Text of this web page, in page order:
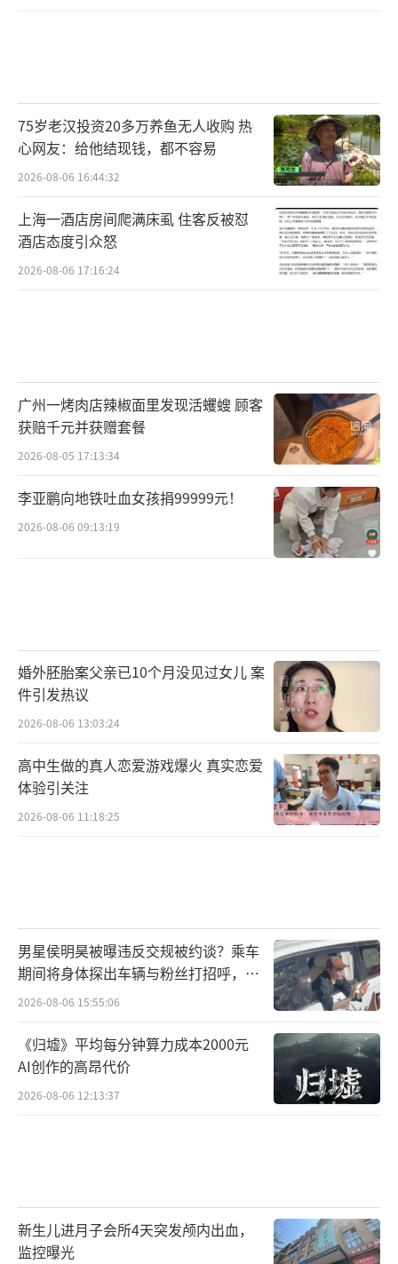
75岁老汉投资20多万养鱼无人收购 热
心网友：给他结现钱，都不容易
2026-08-06 16:44:32
上海一酒店房间爬满床虱 住客反被怼
酒店态度引众怒
2026-08-06 17:16:24
广州一烤肉店辣椒面里发现活蠼螋 顾客
获赔千元并获赠套餐
2026-08-05 17:13:34
李亚鹏向地铁吐血女孩捐99999元！
2026-08-06 09:13:19
婚外胚胎案父亲已10个月没见过女儿 案
件引发热议
2026-08-06 13:03:24
高中生做的真人恋爱游戏爆火 真实恋爱
体验引关注
2026-08-06 11:18:25
男星侯明昊被曝违反交规被约谈？乘车
期间将身体探出车辆与粉丝打招呼，当
地交警回应
2026-08-06 15:55:06
《归墟》平均每分钟算力成本2000元
AI创作的高昂代价
2026-08-06 12:13:37
新生儿进月子会所4天突发颅内出血，
监控曝光